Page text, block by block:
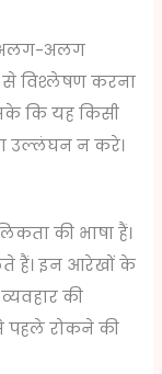
अलग
से विश्लेषण करना
कि यह किसी
उल्लंघन न करे।
की भाषा हैं।
हैं। इन आरेखों के
की
पहले रोकने की